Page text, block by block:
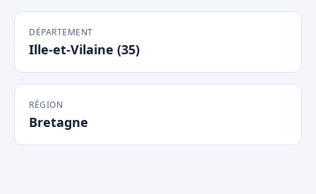
DÉPARTEMENT
Ille-et-Vilaine (35)
RÉGION
Bretagne